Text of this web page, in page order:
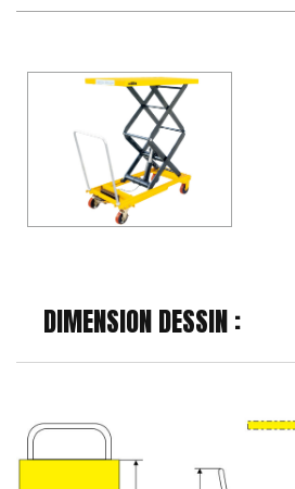
DIMENSION DESSIN :